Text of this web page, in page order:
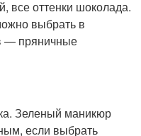
все оттенки шоколада.
выбрать в
— пряничные
Зеленый маникюр
если выбрать